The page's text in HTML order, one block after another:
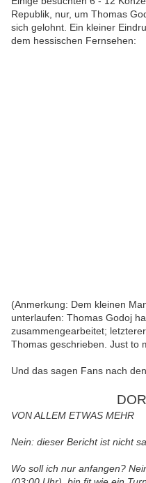
Republik, nur, um Thomas
sich gelohnt. Ein kleiner
dem hessischen Fernsehen:
(Anmerkung: Dem kleinen
unterlaufen: Thomas Godoj
zusammengearbeitet;
Thomas geschrieben. Just to
Und das sagen Fans nach
VON ALLEM ETWAS MEHR
Nein: dieser Bericht ist nicht
Wo soll ich nur anfangen?